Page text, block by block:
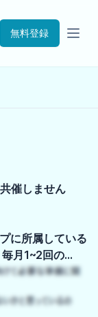
無料登録
催しません
に所属している
月1~2回の…